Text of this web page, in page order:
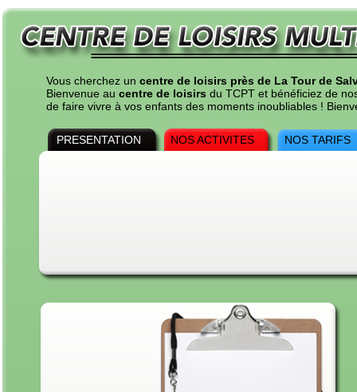
Vous cherchez un centre de loisirs près de La Tour de
Bienvenue au centre de loisirs du TCPT et bénéficiez de
de faire vivre à vos enfants des moments inoubliables !
PRESENTATION NOS ACTIVITES NOS TARIFS